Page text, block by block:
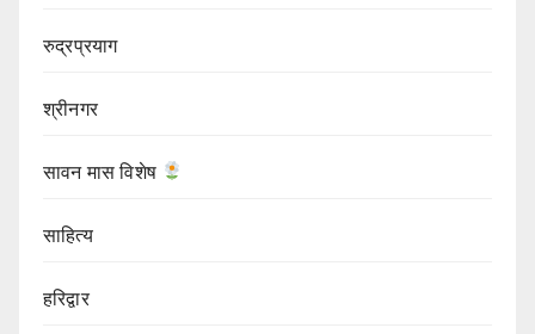
रुद्रप्रयाग
श्रीनगर
सावन मास विशेष
साहित्य
हरिद्वार